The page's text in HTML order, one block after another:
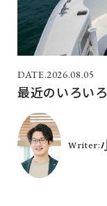
2026.08.05
最近のいろいろ